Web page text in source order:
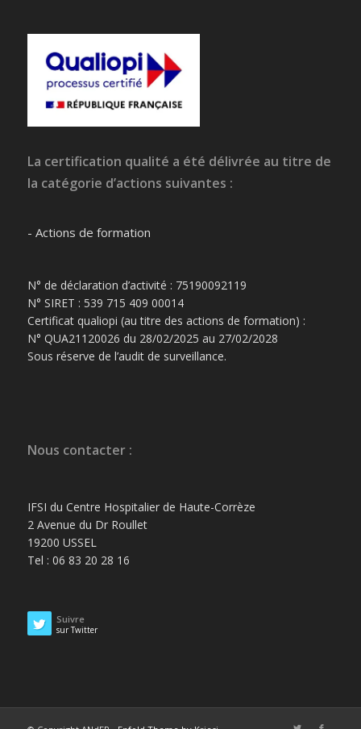
La certification qualité a été délivrée au titre de
la catégorie d’actions suivantes :
- Actions de formation
N° de déclaration d’activité : 75190092119
N° SIRET : 539 715 409 00014
Certificat qualiopi (au titre des actions de formation) :
N° QUA21120026 du 28/02/2025 au 27/02/2028
Sous réserve de l’audit de surveillance.
Nous contacter :
IFSI du Centre Hospitalier de Haute-Corrèze
2 Avenue du Dr Roullet
19200 USSEL
Tel : 06 83 20 28 16
Suivre
sur Twitter